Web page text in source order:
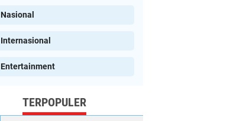
Nasional
Internasional
Entertainment
TERPOPULER